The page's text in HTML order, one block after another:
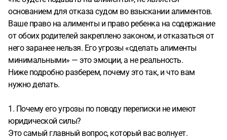
основанием для отказа судом во взыскании алиментов.
Ваше право на алименты и право ребенка на содержание
от обоих родителей закреплено законом, и отказаться от
него заранее нельзя. Его угрозы «сделать алименты
минимальными» — это эмоции, а не реальность.
Ниже подробно разберем, почему это так, и что вам
нужно делать.
1. Почему его угрозы по поводу переписки не имеют
юридической силы?
Это самый главный вопрос, который вас волнует.